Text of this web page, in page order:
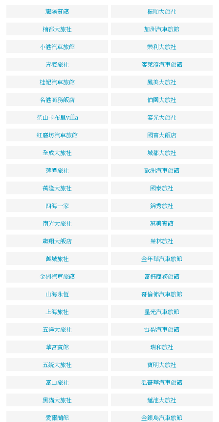
龍陽賓館 振順大旅社
楠都大旅社 加洲汽車旅館
小港汽車旅館 樂利大旅社
青海旅社 客萊頌汽車旅館
桂妃汽車旅館 鳳美大旅社
名港商務飯店 伯園大旅社
柴山卡布里villa 容光大旅社
紅磨坊汽車旅館 國富大飯店
全成大旅社 城都大旅社
蓮潭旅社 歐洲汽車旅館
萬隆大旅社 國泰旅社
四海一家 錦秀旅社
南光大旅社 萬美賓館
龍翔大飯店 榮林旅社
舊城旅社 金年華汽車旅館
金洲汽車旅館 富鈺商務旅館
山海永恆 哥倫佈汽車旅館
上海旅社 星光汽車旅館
五洋大旅社 雪梨汽車旅館
華宮賓館 瑞和旅社
五統大旅社 寶明大旅社
富山旅社 溫哥華汽車旅館
黑貓大旅社 蓮池大旅社
愛爾蘭館 金銀島汽車旅館